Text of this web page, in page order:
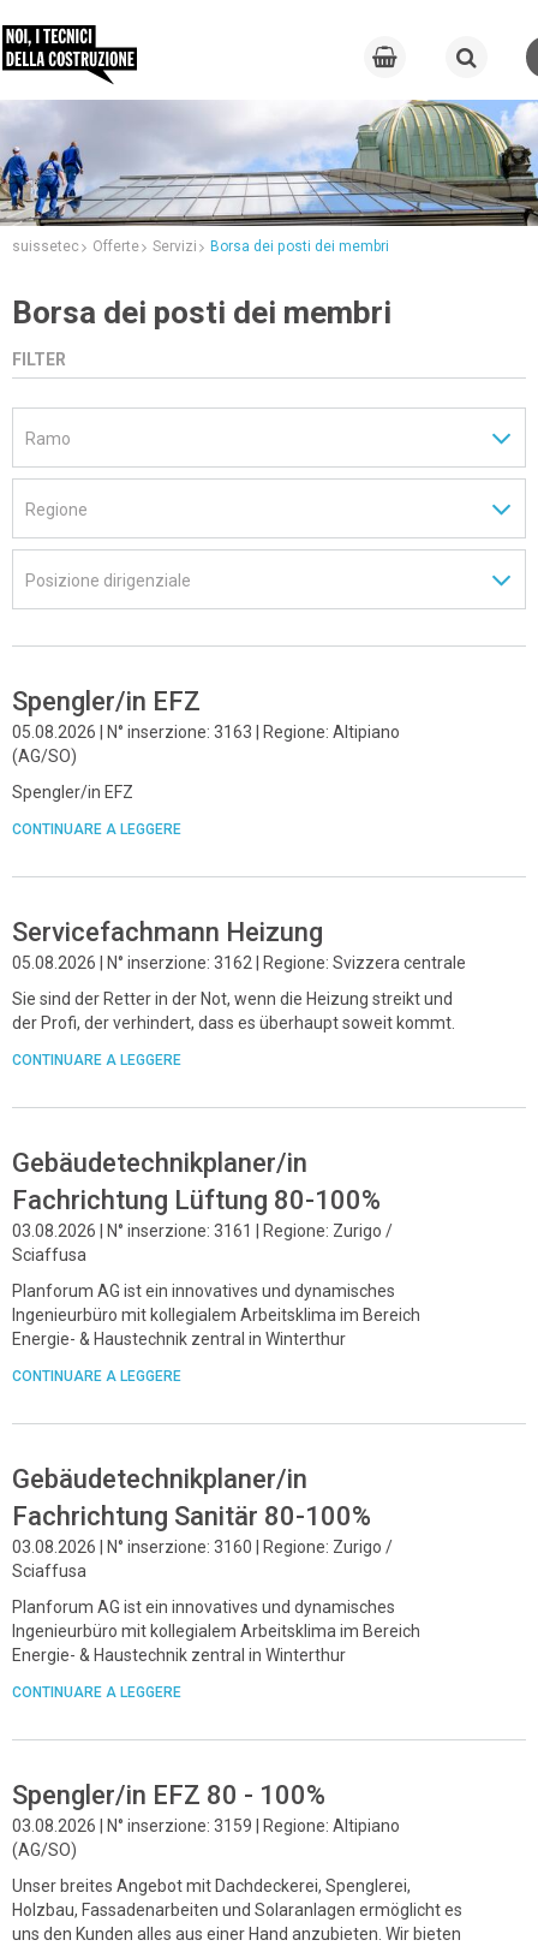
suissetec Offerte Servizi Borsa dei posti dei membri
Borsa dei posti dei membri
Spengler/in EFZ
05.08.2026 | N° inserzione: 3163 | Regione: Altipiano
(AG/SO)
Spengler/in EFZ
CONTINUARE A LEGGERE
Servicefachmann Heizung
05.08.2026 | N° inserzione: 3162 | Regione: Svizzera centrale
Sie sind der Retter in der Not, wenn die Heizung streikt und
der Profi, der verhindert, dass es überhaupt soweit kommt.
CONTINUARE A LEGGERE
Gebäudetechnikplaner/in
Fachrichtung Lüftung 80-100%
03.08.2026 | N° inserzione: 3161 | Regione: Zurigo /
Sciaffusa
Planforum AG ist ein innovatives und dynamisches
Ingenieurbüro mit kollegialem Arbeitsklima im Bereich
Energie- & Haustechnik zentral in Winterthur
CONTINUARE A LEGGERE
Gebäudetechnikplaner/in
Fachrichtung Sanitär 80-100%
03.08.2026 | N° inserzione: 3160 | Regione: Zurigo /
Sciaffusa
Planforum AG ist ein innovatives und dynamisches
Ingenieurbüro mit kollegialem Arbeitsklima im Bereich
Energie- & Haustechnik zentral in Winterthur
CONTINUARE A LEGGERE
Spengler/in EFZ 80 - 100%
03.08.2026 | N° inserzione: 3159 | Regione: Altipiano
(AG/SO)
Unser breites Angebot mit Dachdeckerei, Spenglerei,
Holzbau, Fassadenarbeiten und Solaranlagen ermöglicht es
uns den Kunden alles aus einer Hand anzubieten. Wir bieten
FILTER